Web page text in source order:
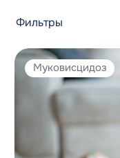
Фильтры
Муковисцидоз